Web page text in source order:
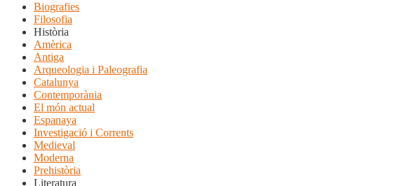
Biografies
Filosofia
Història
Amèrica
Antiga
Arqueologia i Paleografia
Catalunya
Contemporània
El món actual
Espanaya
Investigació i Corrents
Medieval
Moderna
Prehistòria
Literatura